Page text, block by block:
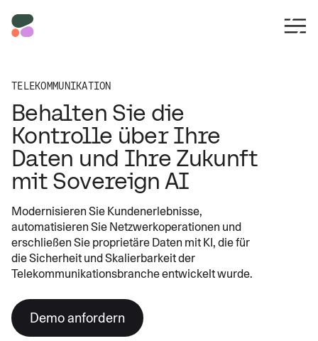
TELEKOMMUNIKATION
Behalten Sie die
Kontrolle über Ihre
Daten und Ihre Zukunft
mit Sovereign AI
Modernisieren Sie Kundenerlebnisse,
automatisieren Sie Netzwerkoperationen und
erschließen Sie proprietäre Daten mit KI, die für
die Sicherheit und Skalierbarkeit der
Telekommunikationsbranche entwickelt wurde.
Demo anfordern